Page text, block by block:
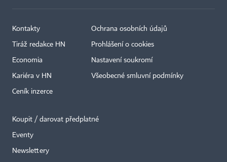
Kontakty
Tiráž redakce HN
Economia
Kariéra v HN
Ceník inzerce
Ochrana osobních údajů
Prohlášení o cookies
Nastavení soukromí
Všeobecné smluvní podmínky
Koupit / darovat předplatné
Eventy
Newslettery